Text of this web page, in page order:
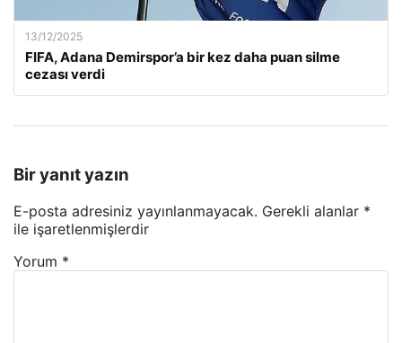
13/12/2025
FIFA, Adana Demirspor’a bir kez daha puan silme
cezası verdi
Bir yanıt yazın
E-posta adresiniz yayınlanmayacak. Gerekli alanlar *
ile işaretlenmişlerdir
Yorum *